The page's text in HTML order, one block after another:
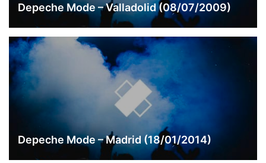
Depeche Mode – Valladolid (08/07/2009)
Depeche Mode – Madrid (18/01/2014)